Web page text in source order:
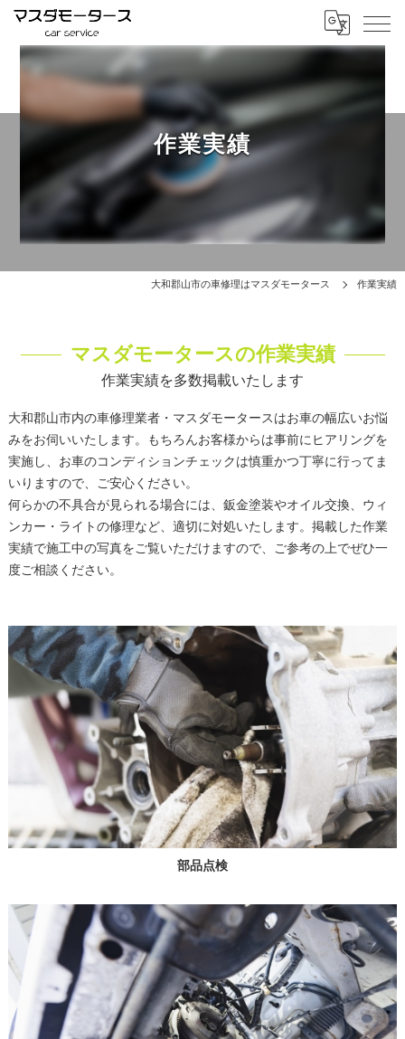
作業実績
大和郡山市の車修理はマスダモータース 作業実績
マスダモータースの作業実績
作業実績を多数掲載いたします
大和郡山市内の車修理業者・マスダモータースはお車の幅広いお悩
みをお伺いいたします。もちろんお客様からは事前にヒアリングを
実施し、お車のコンディションチェックは慎重かつ丁寧に行ってま
いりますので、ご安心ください。
何らかの不具合が見られる場合には、鈑金塗装やオイル交換、ウィ
ンカー・ライトの修理など、適切に対処いたします。掲載した作業
実績で施工中の写真をご覧いただけますので、ご参考の上でぜひ一
度ご相談ください。
部品点検